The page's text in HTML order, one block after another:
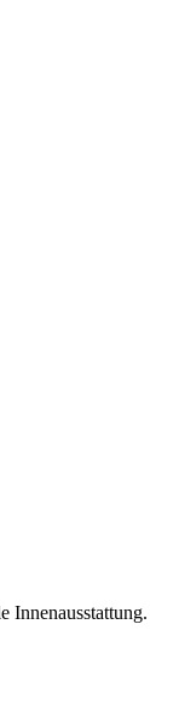
Innenausstattung.